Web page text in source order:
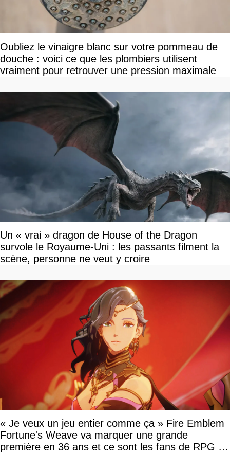
Oubliez le vinaigre blanc sur votre pommeau de
douche : voici ce que les plombiers utilisent
vraiment pour retrouver une pression maximale
Un « vrai » dragon de House of the Dragon
survole le Royaume-Uni : les passants filment la
scène, personne ne veut y croire
« Je veux un jeu entier comme ça » Fire Emblem
Fortune's Weave va marquer une grande
première en 36 ans et ce sont les fans de RPG en